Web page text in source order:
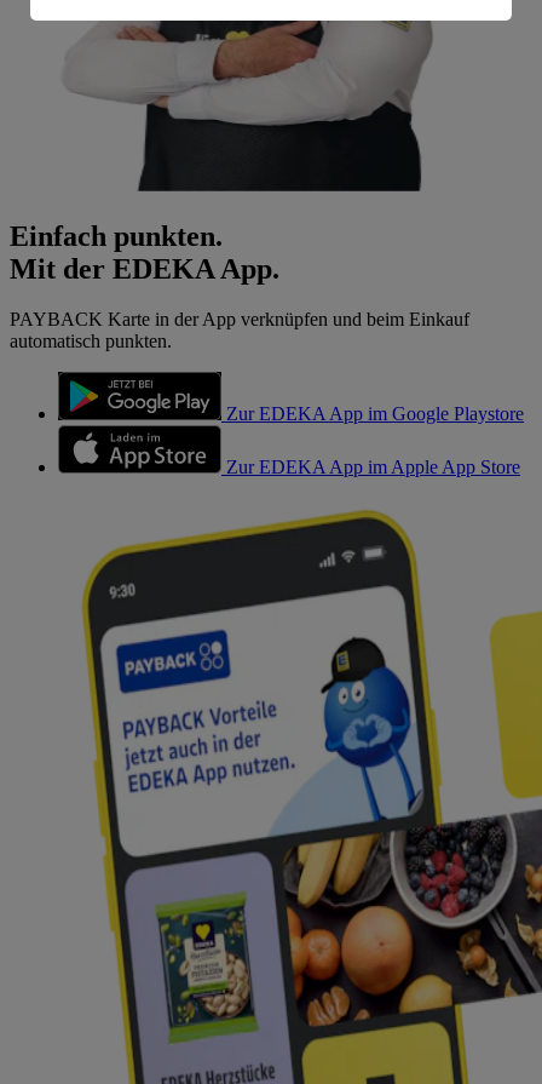
Einfach punkten.
Mit der EDEKA App.
PAYBACK Karte in der App verknüpfen und beim Einkauf
automatisch punkten.
Zur EDEKA App im Google Playstore
Zur EDEKA App im Apple App Store
Informationen zum Herausgeber der Seite findest du
Impressum